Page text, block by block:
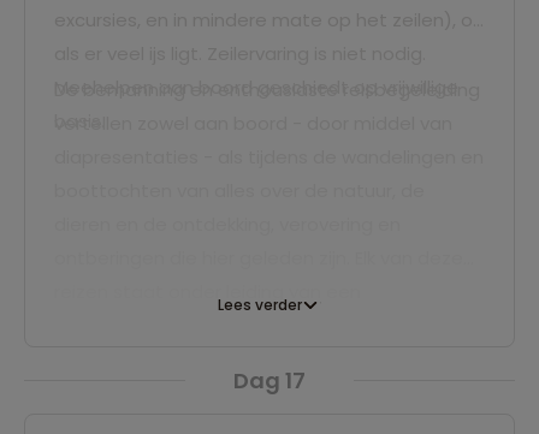
Lees verder
Dag 17